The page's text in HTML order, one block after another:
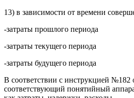
13) в зависимости от времени
-затраты прошлого периода
-затраты текущего периода
-затраты будущего периода
В соответствии с инструкцией №182
соответствующий понятийный